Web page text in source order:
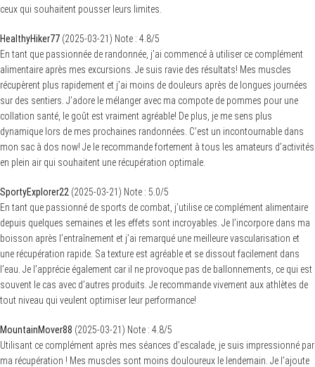
ceux qui souhaitent pousser leurs limites.
HealthyHiker77 (2025-03-21) Note : 4.8/5
En tant que passionnée de randonnée, j’ai commencé à utiliser ce complément
alimentaire après mes excursions. Je suis ravie des résultats! Mes muscles
récupèrent plus rapidement et j’ai moins de douleurs après de longues journées
sur des sentiers. J’adore le mélanger avec ma compote de pommes pour une
collation santé, le goût est vraiment agréable! De plus, je me sens plus
dynamique lors de mes prochaines randonnées. C’est un incontournable dans
mon sac à dos now! Je le recommande fortement à tous les amateurs d’activités
en plein air qui souhaitent une récupération optimale.
SportyExplorer22 (2025-03-21) Note : 5.0/5
En tant que passionné de sports de combat, j’utilise ce complément alimentaire
depuis quelques semaines et les effets sont incroyables. Je l’incorpore dans ma
boisson après l’entraînement et j’ai remarqué une meilleure vascularisation et
une récupération rapide. Sa texture est agréable et se dissout facilement dans
l’eau. Je l’apprécie également car il ne provoque pas de ballonnements, ce qui est
souvent le cas avec d’autres produits. Je recommande vivement aux athlètes de
tout niveau qui veulent optimiser leur performance!
MountainMover88 (2025-03-21) Note : 4.8/5
Utilisant ce complément après mes séances d’escalade, je suis impressionné par
ma récupération ! Mes muscles sont moins douloureux le lendemain. Je l’ajoute